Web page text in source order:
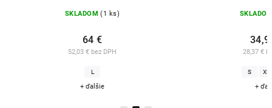
SKLADOM (1 ks)
52,03 € bez DPH
64 €
L
+ ďalšie
28,37 €
S XL
+